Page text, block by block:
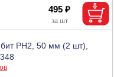
495 ₽
PH2, 50 мм (2 шт),